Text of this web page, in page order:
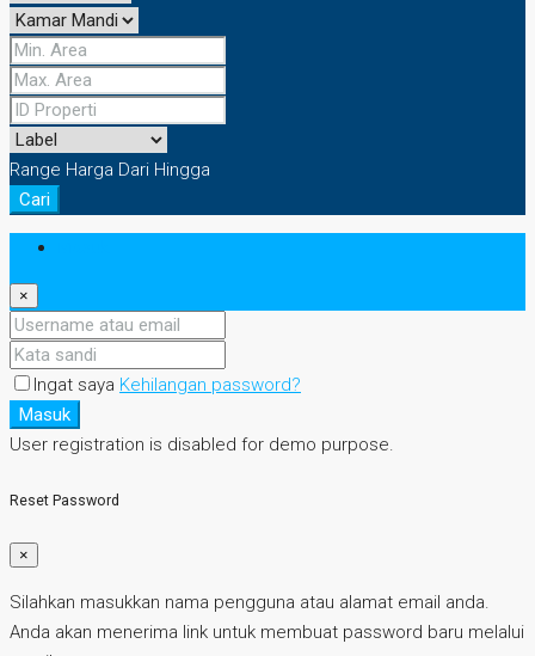
Range Harga Dari Hingga
Cari
×
Ingat saya Kehilangan password?
Masuk
User registration is disabled for demo purpose.
Reset Password
×
Silahkan masukkan nama pengguna atau alamat email anda.
Anda akan menerima link untuk membuat password baru melalui